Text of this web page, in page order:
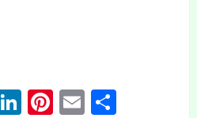
LinkedIn
Pinterest
Email